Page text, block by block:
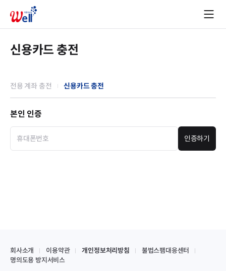
신용카드 충전
전용 계좌 충전 신용카드 충전
본인 인증
인증하기
회사소개 이용약관 개인정보처리방침
불법스팸대응센터
명의도용 방지서비스